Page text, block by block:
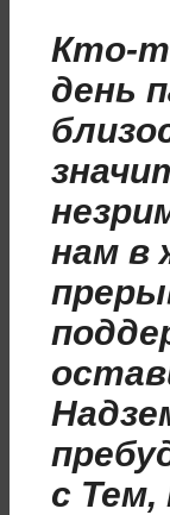
Кто-
день
нам в
с